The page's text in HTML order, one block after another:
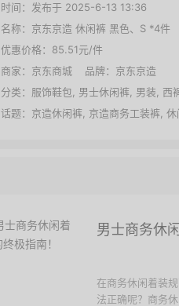
时间：发布于 2025-6-13 13:36
名称： 京东京造 休闲裤 黑色、S *4件
优惠价格： 85.51元/件
商家： 京东商城 品牌： 京东京造
分类： 服饰鞋包 男士休闲裤 男装 西
话题： 京造休闲裤 京造商务工装裤 休
男士商务休
在商务休闲着装
法正确呢？商务